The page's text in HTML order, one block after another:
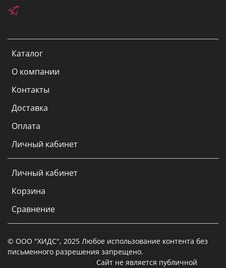
Каталог
О компании
Контакты
Доставка
Оплата
Личный кабинет
Личный кабинет
Корзина
Сравнение
© ООО "ХИДС", 2025 Любое использование контента без
письменного разрешения запрещено.
Сайт не является публичной